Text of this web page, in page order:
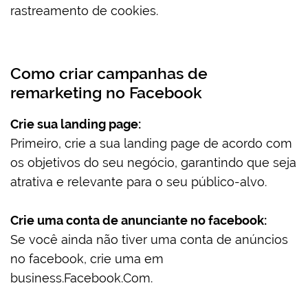
rastreamento de cookies.
Como criar campanhas de
remarketing no Facebook
Crie sua landing page:
Primeiro, crie a sua landing page de acordo com
os objetivos do seu negócio, garantindo que seja
atrativa e relevante para o seu público-alvo.
Crie uma conta de anunciante no facebook:
Se você ainda não tiver uma conta de anúncios
no facebook, crie uma em
business.Facebook.Com.